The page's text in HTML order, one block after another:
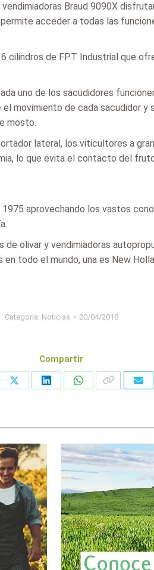
Braud 9090X
acceder a todas las
cilindros de FPT Industrial que
uno de los sacudidores
de cada sacudidor y
mosto.
lateral, los viticultores a
lo que evita el contacto del
aprovechando los vastos
olivar y vendimiadoras
todo el mundo, una es New
Categoria: Noticias 20/04/2018
Compartir
Share
Share
Share